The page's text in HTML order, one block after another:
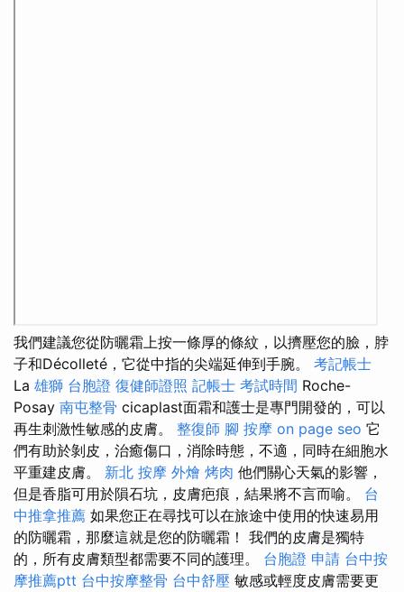
我們建議您從防曬霜上按一條厚的條紋，以擠壓您的臉，脖
子和Décolleté，它從中指的尖端延伸到手腕。 考記帳士
La 雄獅 台胞證 復健師證照 記帳士 考試時間 Roche-
Posay 南屯整骨 cicaplast面霜和護士是專門開發的，可以
再生刺激性敏感的皮膚。 整復師 腳 按摩 on page seo 它
們有助於剝皮，治癒傷口，消除時態，不適，同時在細胞水
平重建皮膚。 新北 按摩 外燴 烤肉 他們關心天氣的影響，
但是香脂可用於隕石坑，皮膚疤痕，結果將不言而喻。 台
中推拿推薦 如果您正在尋找可以在旅途中使用的快速易用
的防曬霜，那麼這就是您的防曬霜！ 我們的皮膚是獨特
的，所有皮膚類型都需要不同的護理。 台胞證 申請 台中按
摩推薦ptt 台中按摩整骨 台中舒壓 敏感或輕度皮膚需要更